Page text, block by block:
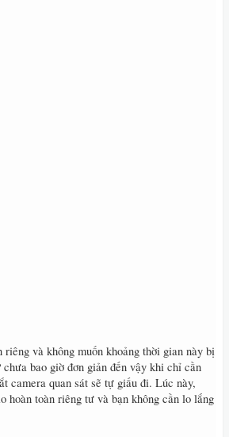
riêng và không muốn khoảng thời gian này bị
bao giờ đơn giản đến vậy khi chỉ cần
camera quan sát sẽ tự giấu đi. Lúc này,
hoàn toàn riêng tư và bạn không cần lo lắng